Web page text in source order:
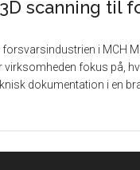
scanning til
i MCH
virksomheden fokus på,
dokumentation i en